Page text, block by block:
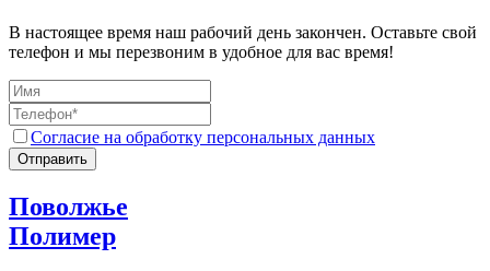
В настоящее время наш рабочий день закончен. Оставьте свой
телефон и мы перезвоним в удобное для вас время!
Согласие на обработку персональных данных
Отправить
Поволжье
Полимер